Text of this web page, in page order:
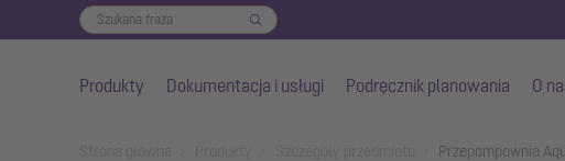
Produkty Dokumentacja i usługi Podręcznik planowania O
Przepompownia